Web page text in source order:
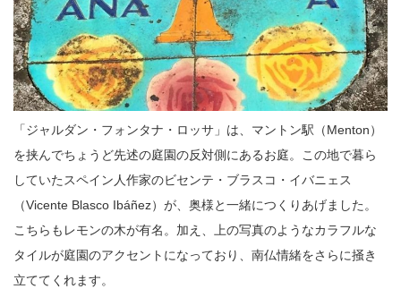
「ジャルダン・フォンタナ・ロッサ」は、マントン駅（Menton）
を挟んでちょうど先述の庭園の反対側にあるお庭。この地で暮ら
していたスペイン人作家のビセンテ・ブラスコ・イバニェス
（Vicente Blasco Ibáñez）が、奥様と一緒につくりあげました。
こちらもレモンの木が有名。加え、上の写真のようなカラフルな
タイルが庭園のアクセントになっており、南仏情緒をさらに掻き
立ててくれます。